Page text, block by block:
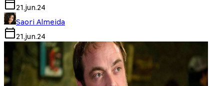
21.jun.24
Saori Almeida
21.jun.24